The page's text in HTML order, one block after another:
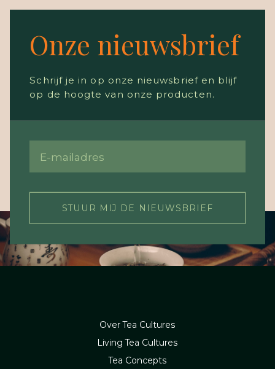
Onze nieuwsbrief
Schrijf je in op onze nieuwsbrief en blijf
op de hoogte van onze producten.
STUUR MIJ DE NIEUWSBRIEF
Over Tea Cultures
Living Tea Cultures
Tea Concepts